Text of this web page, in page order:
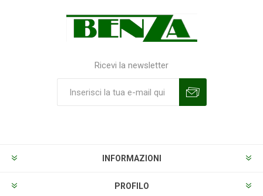
Ricevi la newsletter
INFORMAZIONI
PROFILO